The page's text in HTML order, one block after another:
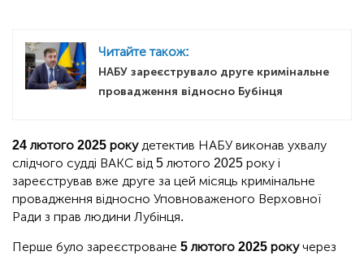
Читайте також:
НАБУ зареєструвало друге кримінальне
провадження відносно Бубінця
24 лютого 2025 рокудетектив НАБУ виконав ухвалу
слідчого судді ВАКС від 5 лютого 2025 року і
зареєстрував вже друге за цей місяць кримінальне
провадження відносно Уповноваженого Верховної
Ради з прав людини Лубінця.
Перше було зареєстроване 5 лютого 2025 рокучерез